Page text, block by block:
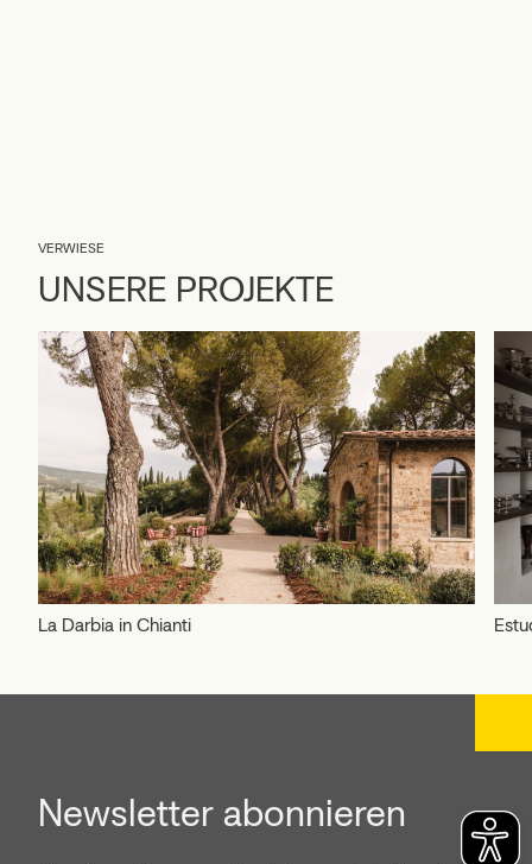
VERWIESE
UNSERE PROJEKTE
Estudio Omer Gilony
Newsletter abonnieren